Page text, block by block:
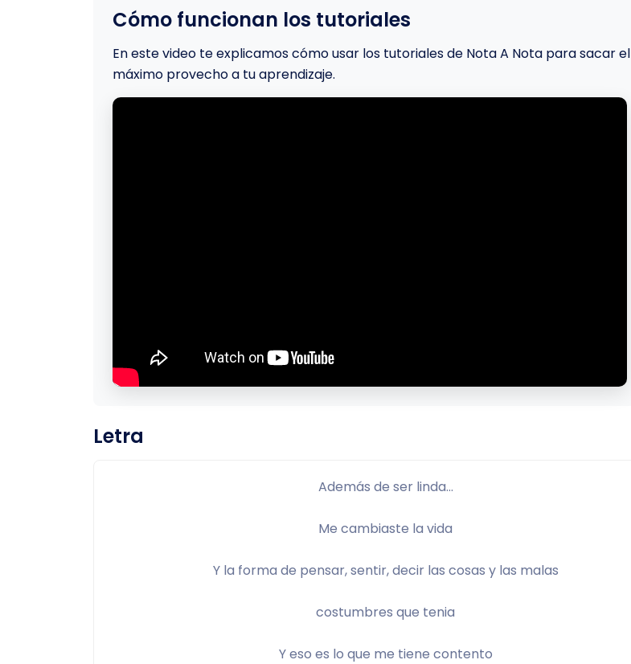
Cómo funcionan los tutoriales
En este video te explicamos cómo usar los tutoriales de Nota A Nota para sacar el
máximo provecho a tu aprendizaje.
Letra
Además de ser linda…
Me cambiaste la vida
Y la forma de pensar, sentir, decir las cosas y las malas
costumbres que tenia
Y eso es lo que me tiene contento